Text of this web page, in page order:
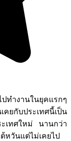
ำงานในยุคแรกๆ
คยกับประเทศนี้เป็น
ะเทศใหม่ นานกว่า
หวันแต่ไม่เคยไป